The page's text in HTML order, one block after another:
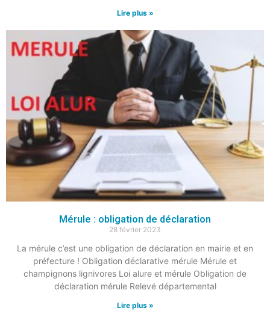
Lire plus »
Mérule : obligation de déclaration
28 février 2023
La mérule c’est une obligation de déclaration en mairie et en
préfecture ! Obligation déclarative mérule Mérule et
champignons lignivores Loi alure et mérule Obligation de
déclaration mérule Relevé départemental
Lire plus »